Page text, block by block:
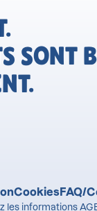
SONT
CookiesFAQ/
les informations